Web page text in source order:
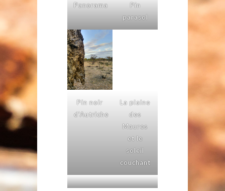
Panorama
Pin
parasol
Pin noir
d’Autriche
La plaine
des
Maures
et le
soleil
couchant